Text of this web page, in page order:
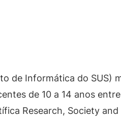
de Informática do SUS)
de 10 a 14 anos
Research, Society